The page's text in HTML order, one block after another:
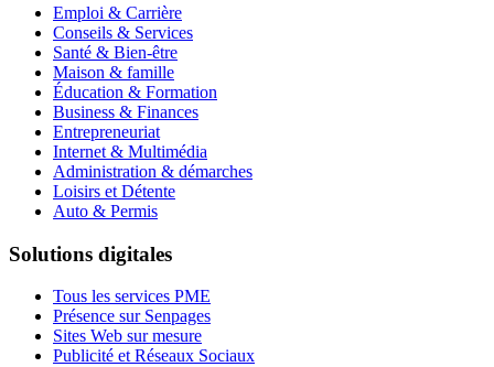
Emploi & Carrière
Conseils & Services
Santé & Bien-être
Maison & famille
Éducation & Formation
Business & Finances
Entrepreneuriat
Internet & Multimédia
Administration & démarches
Loisirs et Détente
Auto & Permis
Solutions digitales
Tous les services PME
Présence sur Senpages
Sites Web sur mesure
Publicité et Réseaux Sociaux